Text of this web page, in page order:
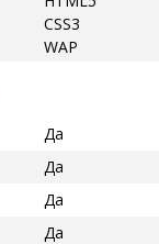
CSS3
WAP
Да
Да
Да
Да